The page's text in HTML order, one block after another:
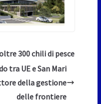
300 chili di pesce
tra UE e San Mari
della gestione
delle frontiere